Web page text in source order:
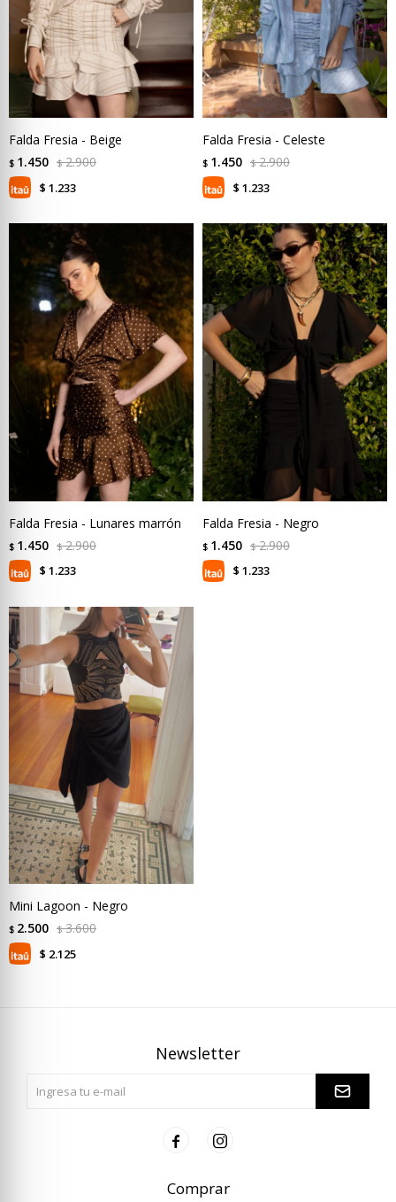
Falda Fresia - Beige
$ 1.450 $ 2.900
$ 1.233
Falda Fresia - Celeste
$ 1.450 $ 2.900
$ 1.233
Falda Fresia - Lunares marrón
$ 1.450 $ 2.900
$ 1.233
Falda Fresia - Negro
$ 1.450 $ 2.900
$ 1.233
Mini Lagoon - Negro
$ 2.500 $ 3.600
$ 2.125
Comprar
Newsletter
 